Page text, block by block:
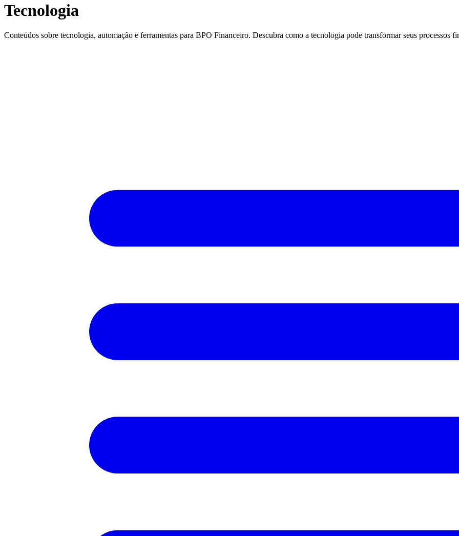
Tecnologia
Conteúdos sobre tecnologia, automação e ferramentas para BPO Financeiro. Descubra como a tecnologia pode transformar seus processos